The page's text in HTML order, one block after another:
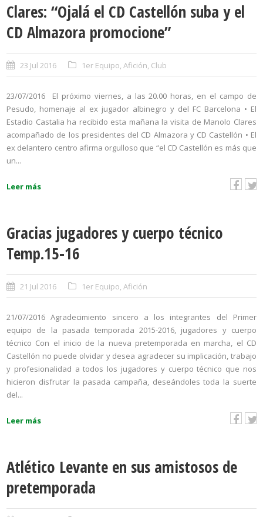
Clares: “Ojalá el CD Castellón suba y el
CD Almazora promocione”
23 Jul 2016 1er Equipo, Afición, Club
23/07/2016 El próximo viernes, a las 20.00 horas, en el campo de
Pesudo, homenaje al ex jugador albinegro y del FC Barcelona • El
Estadio Castalia ha recibido esta mañana la visita de Manolo Clares
acompañado de los presidentes del CD Almazora y CD Castellón • El
ex delantero centro afirma orgulloso que “el CD Castellón es más que
un...
Leer más
Gracias jugadores y cuerpo técnico
Temp.15-16
21 Jul 2016 1er Equipo, Afición
21/07/2016 Agradecimiento sincero a los integrantes del Primer
equipo de la pasada temporada 2015-2016, jugadores y cuerpo
técnico Con el inicio de la nueva pretemporada en marcha, el CD
Castellón no puede olvidar y desea agradecer su implicación, trabajo
y profesionalidad a todos los jugadores y cuerpo técnico que nos
hicieron disfrutar la pasada campaña, deseándoles toda la suerte
del...
Leer más
Atlético Levante en sus amistosos de
pretemporada